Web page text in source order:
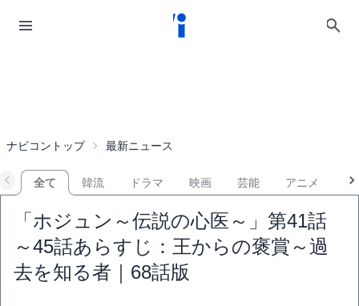
ナビコントップ 最新ニュース
全て 韓流 ドラマ 映画 芸能 アニメ
「ホジュン～伝説の心医～」第41話
～45話あらすじ：王からの褒賞～過
去を知る者｜68話版